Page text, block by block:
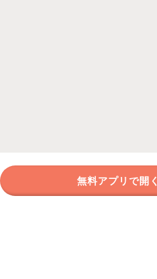
無料アプリで開く